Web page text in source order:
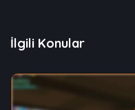
İlgili Konular